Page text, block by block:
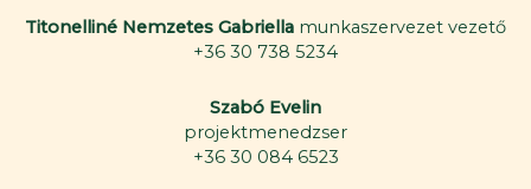
Titonelliné Nemzetes Gabriella munkaszervezet vezető
+36 30 738 5234
Szabó Evelin
projektmenedzser
+36 30 084 6523